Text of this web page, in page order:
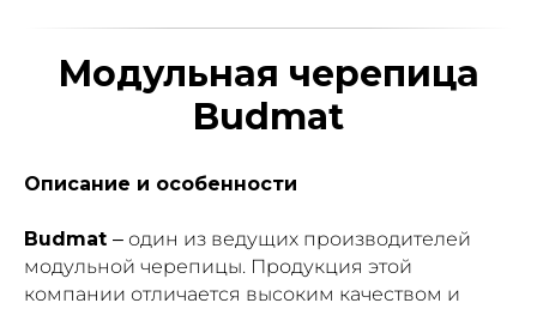
Модульная черепица
Budmat
Описание и особенности
Budmat – один из ведущих производителей
модульной черепицы. Продукция этой
компании отличается высоким качеством и